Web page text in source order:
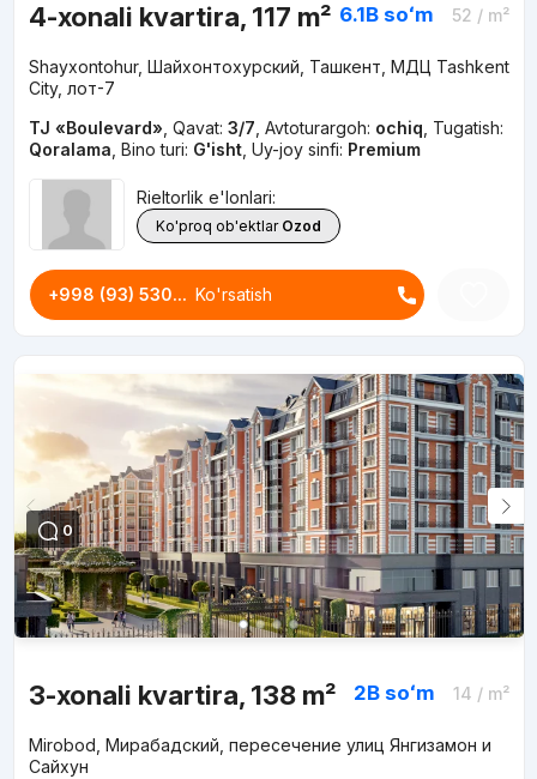
4-xonali kvartira, 117 m² 6.1B soʻm 52 / m²
Shayxontohur, Шайхонтохурский, Ташкент, МДЦ Tashkent
City, лот-7
TJ «Boulevard» Qavat: 3/7 Avtoturargoh: ochiq Tugatish:
Qoralama Bino turi: G'isht, Uy-joy sinfi: Premium
Rieltorlik e'lonlari:
Ko'proq ob'ektlar Ozod
+998 (93) 530... Ko'rsatish
0
3-xonali kvartira, 138 m² 2B soʻm 14 / m²
Mirobod, Мирабадский, пересечение улиц Янгизамон и
Сайхун